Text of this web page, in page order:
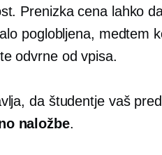
Prenizka cena lahko
poglobljena, medtem
odvrne od vpisa.
da študentje vaš
naložbe.